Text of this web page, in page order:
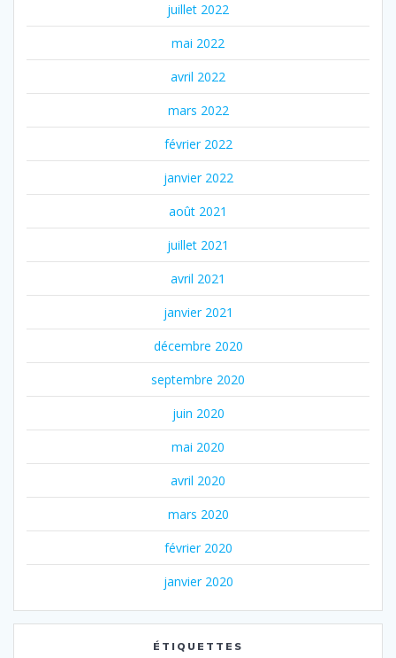
juillet 2022
mai 2022
avril 2022
mars 2022
février 2022
janvier 2022
août 2021
juillet 2021
avril 2021
janvier 2021
décembre 2020
septembre 2020
juin 2020
mai 2020
avril 2020
mars 2020
février 2020
janvier 2020
ÉTIQUETTES